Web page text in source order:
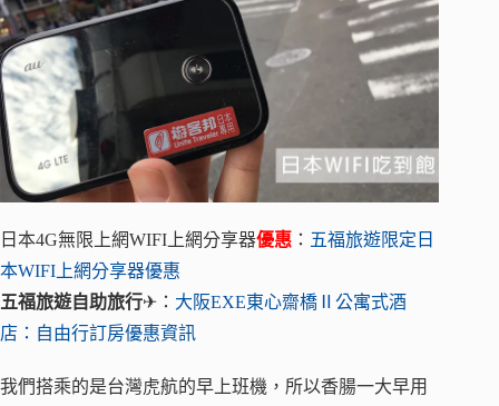
日本4G無限上網WIFI上網分享器優惠 ： 五福旅遊限定日
本WIFI上網分享器優惠
五福旅遊自助旅行✈： 大阪EXE東心齋橋Ⅱ公寓式酒
店：自由行訂房優惠資訊
我們搭乘的是台灣虎航的早上班機，所以香腸一大早用